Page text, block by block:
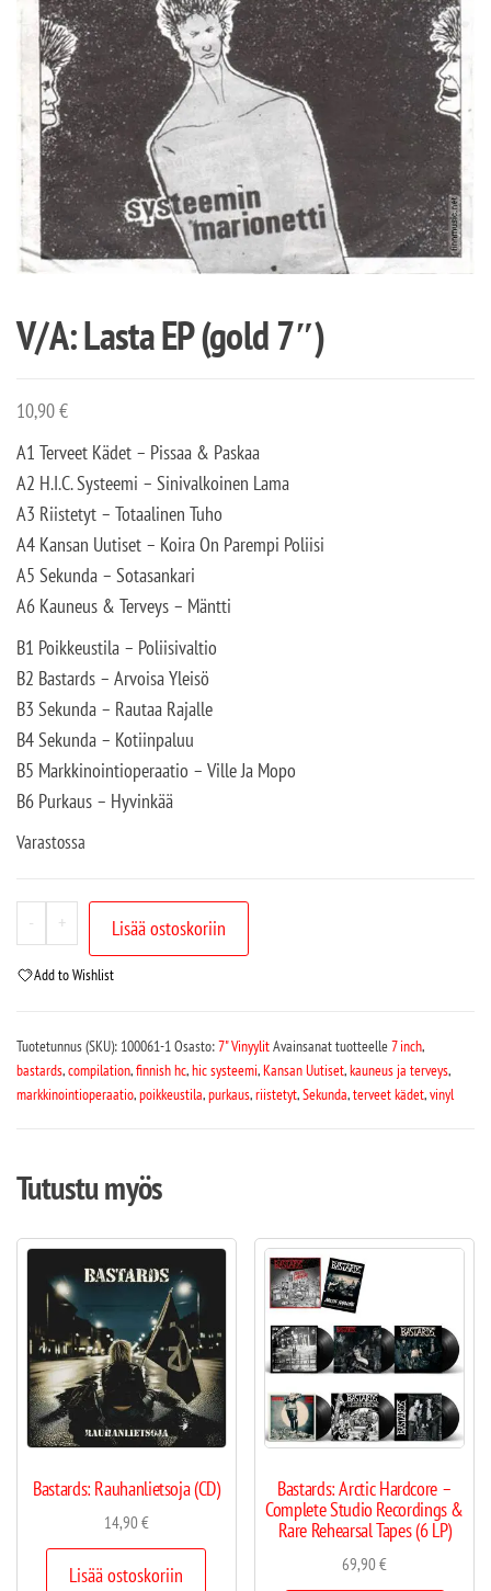
V/A: Lasta EP (gold 7″)
10,90€
A1 Terveet Kädet – Pissaa & Paskaa
A2 H.I.C. Systeemi – Sinivalkoinen Lama
A3 Riistetyt – Totaalinen Tuho
A4 Kansan Uutiset – Koira On Parempi Poliisi
A5 Sekunda – Sotasankari
A6 Kauneus & Terveys – Mäntti
B1 Poikkeustila – Poliisivaltio
B2 Bastards – Arvoisa Yleisö
B3 Sekunda – Rautaa Rajalle
B4 Sekunda – Kotiinpaluu
B5 Markkinointioperaatio – Ville Ja Mopo
B6 Purkaus – Hyvinkää
Varastossa
- + Lisää ostoskoriin
Add to Wishlist
Tuotetunnus (SKU): 100061-1Osasto:7" VinyylitAvainsanat tuotteelle7 inch,
bastards,compilation,finnish hc,hic systeemi,Kansan Uutiset,kauneus ja terveys,
markkinointioperaatio,poikkeustila,purkaus,riistetyt,Sekunda,terveet kädet,vinyl
Tutustu myös
Bastards: Rauhanlietsoja (CD)
14,90€
Lisää ostoskoriin
Bastards: Arctic Hardcore –
Complete Studio Recordings &
Rare Rehearsal Tapes (6 LP)
69,90€